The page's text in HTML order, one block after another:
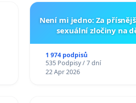
Není mi jedno: Za
sexuální zločiny na
1 974 podpisů
535 Podpisy / 7 dní
22 Apr 2026